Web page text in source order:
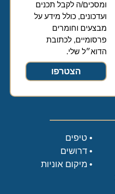
ומסכים/ה לקבל תכנים
ועדכונים, כולל מידע על
מבצעים וחומרים
פרסומיים, לכתובת
הדוא״ל שלי.
הצטרפו
טיפים
דרושים
מיקום אוניות